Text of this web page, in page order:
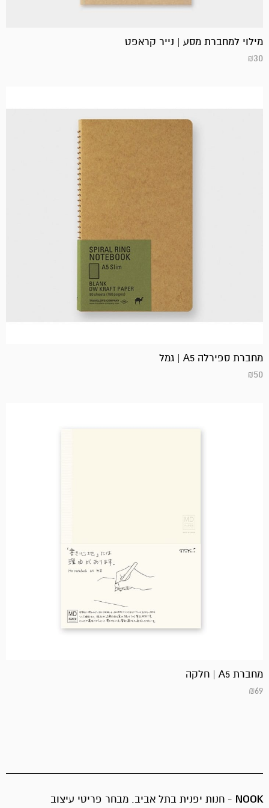
מילוי למחברת מסע | נייר קראפט
₪30
מחברת ספירלה A5 | גמל
₪50
מחברת A5 | חלקה
₪69
NOOK - חנות יפנית בתל אביב. מבחר פריטי עיצוב